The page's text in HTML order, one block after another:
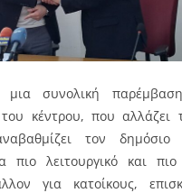
μια συνολική
κέντρου, που αλλάζει
τον δημόσιο
πιο λειτουργικό και πιο
για κατοίκους,